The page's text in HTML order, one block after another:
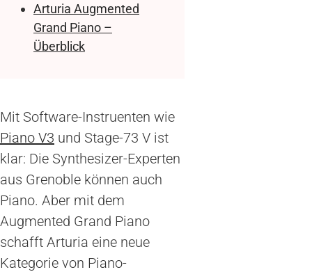
Arturia Augmented
Grand Piano –
Überblick
Mit Software-Instruenten wie
Piano V3 und Stage-73 V ist
klar: Die Synthesizer-Experten
aus Grenoble können auch
Piano. Aber mit dem
Augmented Grand Piano
schafft Arturia eine neue
Kategorie von Piano-